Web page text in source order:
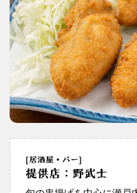
[居酒屋・バー]
提供店：野武士